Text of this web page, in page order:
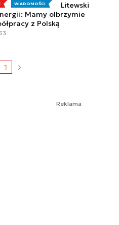
WIADOMOŚCI
Litewski
Mamy olbrzymie
z Polską
1
Reklama